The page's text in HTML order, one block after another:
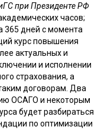
при Президенте РФ
часов;
365 дней с момента
курс повышения
актуальных и
и исполнении
страхования, а
договорам. Два
ОСАГО и некоторым
будет разбираться
по оптимизации